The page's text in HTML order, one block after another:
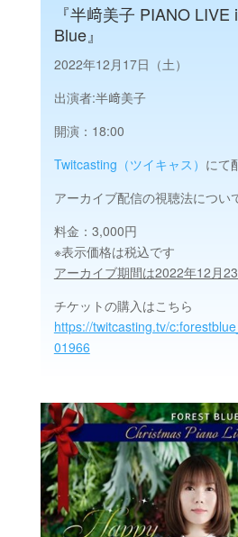
『半﨑美子 PIANO LIVE
Blue』
2022年12月17日（土）
出演者:半﨑美子
開演： 18:00
Twitcasting（ツイキャス） にて
アーカイブ配信の視聴法につい
料金：3,000円
※表示価格は税込です
アーカイブ期間は2022年12月
チケットの購入はこちら
https://twitcasting.tv/
01966